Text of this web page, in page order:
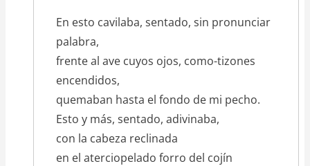
En esto cavilaba, sentado, sin pronunciar
palabra,
frente al ave cuyos ojos, como-tizones
encendidos,
quemaban hasta el fondo de mi pecho.
Esto y más, sentado, adivinaba,
con la cabeza reclinada
en el aterciopelado forro del cojín